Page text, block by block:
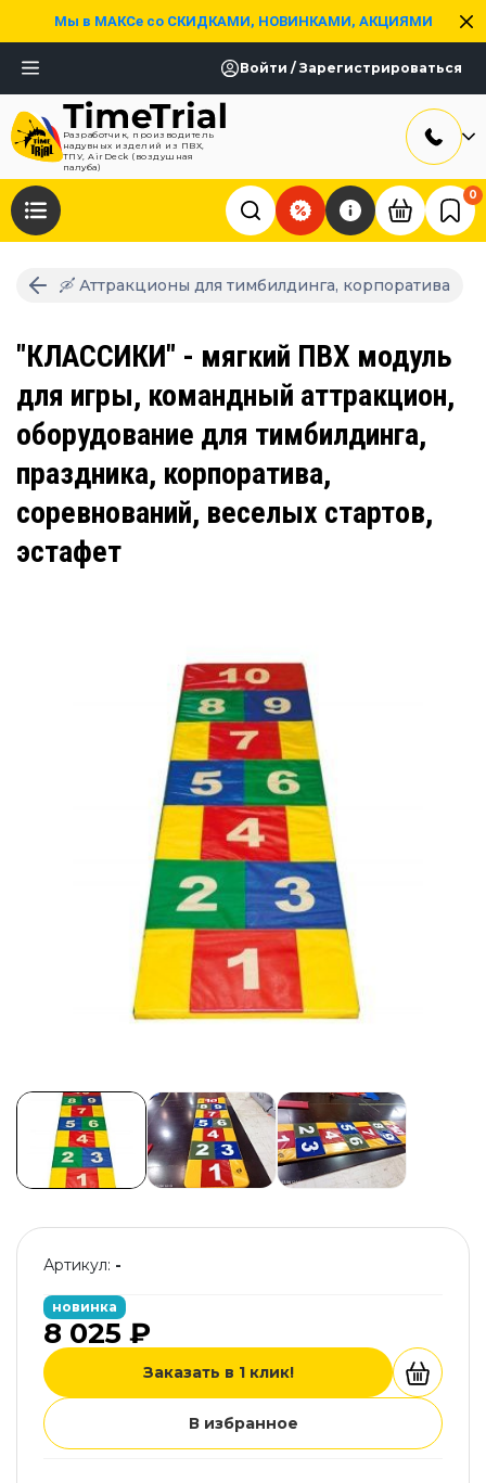
Мы в МАКСе со СКИДКАМИ, НОВИНКАМИ, АКЦИЯМИ
Войти / Зарегистрироваться
Разработчик, производитель
надувных изделий из ПВХ,
ТПУ, AirDeck (воздушная
палуба)
0
🛶 Аттракционы для тимбилдинга, корпоратива
"КЛАССИКИ" - мягкий ПВХ модуль
для игры, командный аттракцион,
оборудование для тимбилдинга,
праздника, корпоратива,
соревнований, веселых стартов,
эстафет
Артикул: -
новинка
8 025 ₽
Заказать в 1 клик!
В избранное